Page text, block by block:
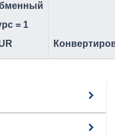
= 1